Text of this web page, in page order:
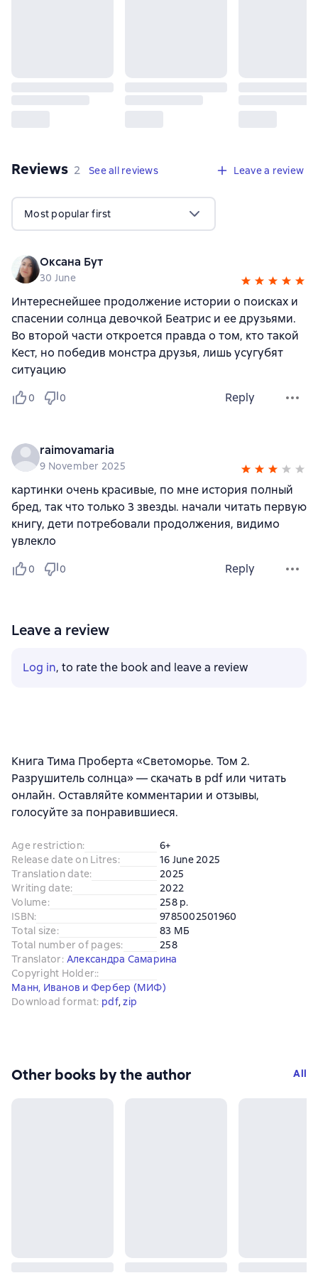
Reviews 2 reviews
2 See all reviews Leave a review
Most popular first
Оксана Бут
30 June
Интереснейшее продолжение истории о поисках и
спасении солнца девочкой Беатрис и ее друзьями.
Во второй части откроется правда о том, кто такой
Кест, но победив монстра друзья, лишь усугубят
ситуацию
0 0 Reply
raimovamaria
9 November 2025
картинки очень красивые, по мне история полный
бред, так что только 3 звезды. начали читать первую
книгу, дети потребовали продолжения, видимо
увлекло
0 0 Reply
Leave a review
Log in, to rate the book and leave a review
Книга Тима Проберта «Светоморье. Том 2.
Разрушитель солнца» — скачать в pdf или читать
онлайн. Оставляйте комментарии и отзывы,
голосуйте за понравившиеся.
Age restriction:
6+
Release date on Litres:
16 June 2025
Translation date:
2025
Writing date:
2022
Volume:
258 p.
ISBN:
9785002501960
Total size:
83 МБ
Total number of pages:
258
Translator: Александра Самарина
Copyright Holder::
Манн, Иванов и Фербер (МИФ)
Download format: pdf, zip
Other books by the author All